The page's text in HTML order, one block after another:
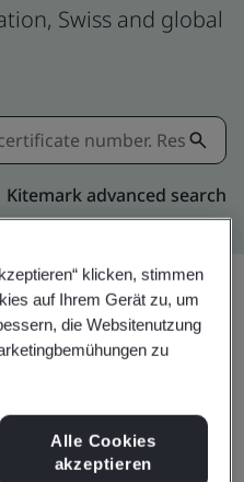
Swiss and global
Kitemark advanced search
Upgrade
Center
klicken, stimmen
auf Ihrem Gerät zu, um
die Websitenutzung
zu
Alle Cookies
akzeptieren